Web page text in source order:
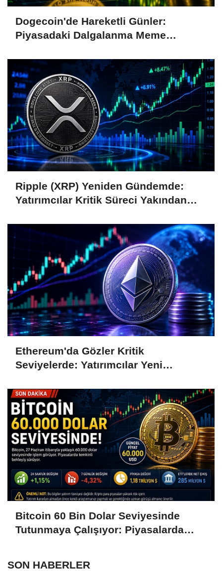
Dogecoin'de Hareketli Günler:
Piyasadaki Dalgalanma Meme
Ripple (XRP) Yeniden Gündemde:
Yatırımcılar Kritik Süreci Yakından
Ethereum'da Gözler Kritik
Seviyelerde: Yatırımcılar Yeni
Bitcoin 60 Bin Dolar Seviyesinde
Tutunmaya Çalışıyor: Piyasalarda
SON HABERLER